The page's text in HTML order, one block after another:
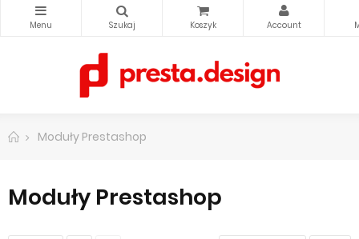
Moduły Prestashop
Moduły Prestashop